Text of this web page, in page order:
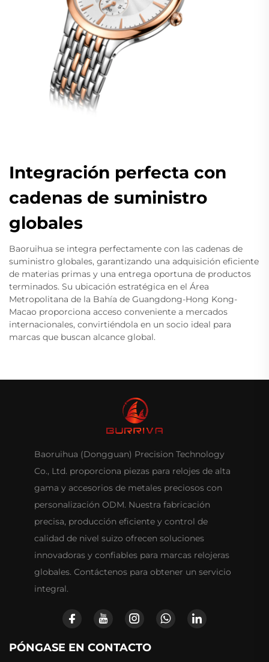
Integración perfecta con
cadenas de suministro
globales
Baoruihua se integra perfectamente con las cadenas de
suministro globales, garantizando una adquisición eficiente
de materias primas y una entrega oportuna de productos
terminados. Su ubicación estratégica en el Área
Metropolitana de la Bahía de Guangdong-Hong Kong-
Macao proporciona acceso conveniente a mercados
internacionales, convirtiéndola en un socio ideal para
marcas que buscan alcance global.
Baoruihua (Dongguan) Precision Technology
Co., Ltd. proporciona piezas para relojes de alta
gama y accesorios de metales preciosos con
personalización ODM. Nuestra fabricación
precisa, producción eficiente y control de
calidad de nivel suizo ofrecen soluciones
innovadoras y confiables para marcas relojeras
globales. Contáctenos para obtener un servicio
integral.
PÓNGASE EN CONTACTO